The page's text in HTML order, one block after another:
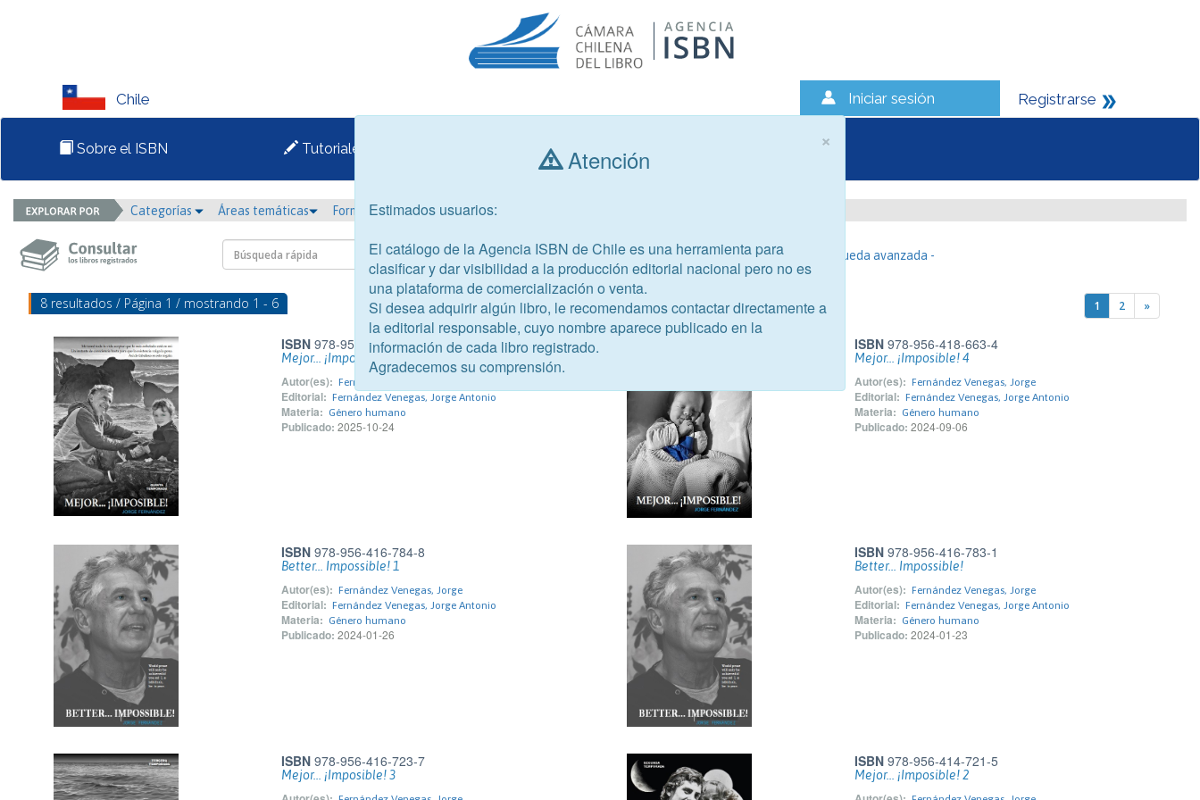
Chile Iniciar sesión Registrarse
Sobre el ISBN Tutoriales Consultar libros
Categorías Áreas temáticas Formato Año de publicación
- Búsqueda avanzada -
8 resultados / Página 1 / mostrando 1 - 6 1 2 »
ISBN 978-956-423-565-3
Mejor... ¡Imposible! 5
Autor(es): Fernández Venegas, Jorge
Editorial: Fernández Venegas, Jorge Antonio
Materia: Género humano
Publicado: 2025-10-24
ISBN 978-956-418-663-4
Mejor... ¡Imposible! 4
Autor(es): Fernández Venegas, Jorge
Editorial: Fernández Venegas, Jorge Antonio
Materia: Género humano
Publicado: 2024-09-06
ISBN 978-956-416-784-8
Better... Impossible! 1
Autor(es): Fernández Venegas, Jorge
Editorial: Fernández Venegas, Jorge Antonio
Materia: Género humano
Publicado: 2024-01-26
ISBN 978-956-416-783-1
Better... Impossible!
Autor(es): Fernández Venegas, Jorge
Editorial: Fernández Venegas, Jorge Antonio
Materia: Género humano
Publicado: 2024-01-23
ISBN 978-956-416-723-7
Mejor... ¡Imposible! 3
ISBN 978-956-414-721-5
Mejor... ¡Imposible! 2
×
Atención
Estimados usuarios:
El catálogo de la Agencia ISBN de Chile es una herramienta para
clasificar y dar visibilidad a la producción editorial nacional pero no es
una plataforma de comercialización o venta.
Si desea adquirir algún libro, le recomendamos contactar directamente a
la editorial responsable, cuyo nombre aparece publicado en la
información de cada libro registrado.
Agradecemos su comprensión.